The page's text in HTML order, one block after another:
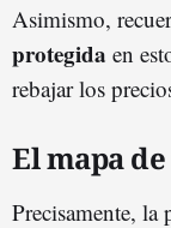
Asimismo,
protegida en
rebajar los
El mapa
Precisamente,